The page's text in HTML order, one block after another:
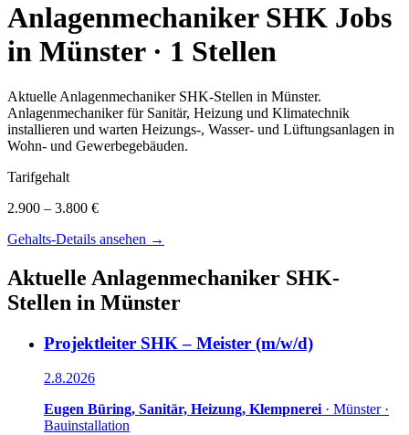
Anlagenmechaniker SHK Jobs
in Münster· 1 Stellen
Aktuelle Anlagenmechaniker SHK-Stellen in Münster.
Anlagenmechaniker für Sanitär, Heizung und Klimatechnik
installieren und warten Heizungs-, Wasser- und Lüftungsanlagen in
Wohn- und Gewerbegebäuden.
Tarifgehalt
2.900 – 3.800 €
Gehalts-Details ansehen →
Aktuelle Anlagenmechaniker SHK-
Stellen in Münster
Projektleiter SHK – Meister (m/w/d)
2.8.2026
Eugen Büring, Sanitär, Heizung, Klempnerei· Münster·
Bauinstallation